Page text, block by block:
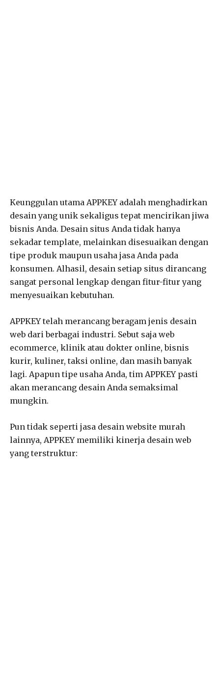
Keunggulan utama APPKEY adalah menghadirkan
desain yang unik sekaligus tepat mencirikan jiwa
bisnis Anda. Desain situs Anda tidak hanya
sekadar template, melainkan disesuaikan dengan
tipe produk maupun usaha jasa Anda pada
konsumen. Alhasil, desain setiap situs dirancang
sangat personal lengkap dengan fitur-fitur yang
menyesuaikan kebutuhan.
APPKEY telah merancang beragam jenis desain
web dari berbagai industri. Sebut saja web
ecommerce, klinik atau dokter online, bisnis
kurir, kuliner, taksi online, dan masih banyak
lagi. Apapun tipe usaha Anda, tim APPKEY pasti
akan merancang desain Anda semaksimal
mungkin.
Pun tidak seperti jasa desain website murah
lainnya, APPKEY memiliki kinerja desain web
yang terstruktur: